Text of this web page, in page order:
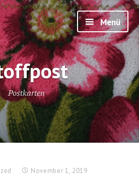
Menü
Postkarten
November 1, 2019